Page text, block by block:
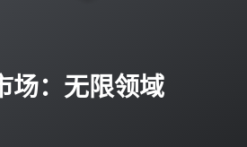
场：无限领域